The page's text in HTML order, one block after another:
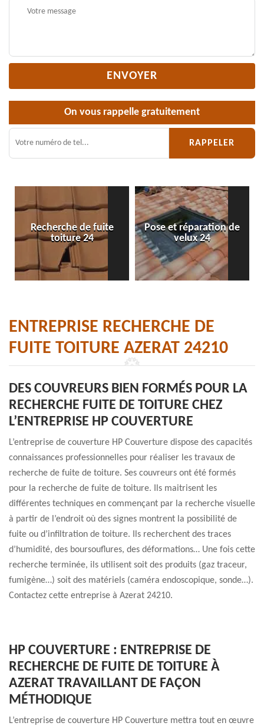
On vous rappelle gratuitement
Recherche de fuite
toiture 24
Pose et réparation de
velux 24
ENTREPRISE RECHERCHE DE
FUITE TOITURE AZERAT 24210
DES COUVREURS BIEN FORMÉS POUR LA
RECHERCHE FUITE DE TOITURE CHEZ
L’ENTREPRISE HP COUVERTURE
L’entreprise de couverture HP Couverture dispose des capacités
connaissances professionnelles pour réaliser les travaux de
recherche de fuite de toiture. Ses couvreurs ont été formés
pour la recherche de fuite de toiture. Ils maitrisent les
différentes techniques en commençant par la recherche visuelle
à partir de l’endroit où des signes montrent la possibilité de
fuite ou d’infiltration de toiture. Ils recherchent des traces
d’humidité, des boursouflures, des déformations… Une fois cette
recherche terminée, ils utilisent soit des produits (gaz traceur,
fumigène…) soit des matériels (caméra endoscopique, sonde…).
Contactez cette entreprise à Azerat 24210.
HP COUVERTURE : ENTREPRISE DE
RECHERCHE DE FUITE DE TOITURE À
AZERAT TRAVAILLANT DE FAÇON
MÉTHODIQUE
L’entreprise de couverture HP Couverture mettra tout en œuvre